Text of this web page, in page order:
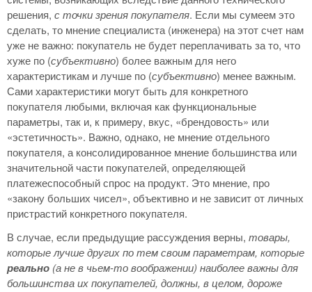
решения, с точки зрения покупателя. Если мы сумеем это
сделать, то мнение специалиста (инженера) на этот счет нам
уже не важно: покупатель не будет переплачивать за то, что
хуже по (субъективно) более важным для него
характеристикам и лучше по (субъективно) менее важным.
Сами характеристики могут быть для конкретного
покупателя любыми, включая как функциональные
параметры, так и, к примеру, вкус, «брендовость» или
«эстетичность». Важно, однако, не мнение отдельного
покупателя, а консолидированное мнение большинства или
значительной части покупателей, определяющей
платежеспособный спрос на продукт. Это мнение, про
«закону больших чисел», объективно и не зависит от личных
пристрастий конкретного покупателя.
В случае, если предыдущие рассуждения верны, товары,
которые лучше других по тем своим параметрам, которые
реально (а не в чьем-то воображении) наиболее важны для
большинства их покупателей, должны, в целом, дороже